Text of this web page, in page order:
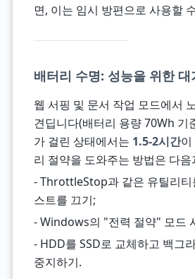
면, 이는 임시 방편으로 사용할
배터리 수명: 성능을 위한 대
웹 서핑 및 문서 작업 모드에서
견딥니다(배터리 용량 70Wh 기
가 걸린 상태에서는 1.5-2시간이
리 절약을 도와주는 방법은 다
- ThrottleStop과 같은 유틸리티
스트를 끄기;
- Windows의 "전력 절약" 모드
- HDD를 SSD로 교체하고 백그
중지하기.